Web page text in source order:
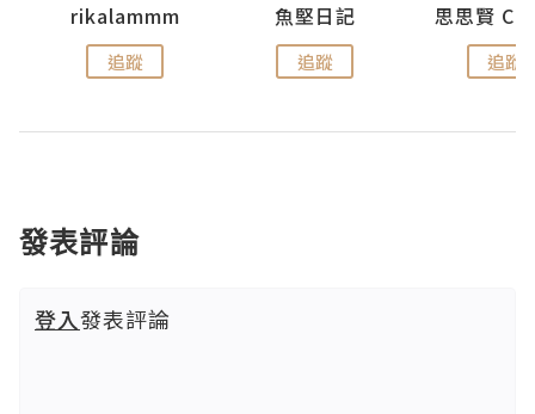
rikalammm
追蹤
魚堅日記
追蹤 追蹤
發表評論
登入發表評論